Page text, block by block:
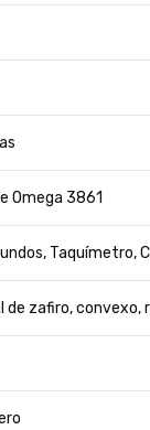
Omega 3861
Taquímetro,
de zafiro,